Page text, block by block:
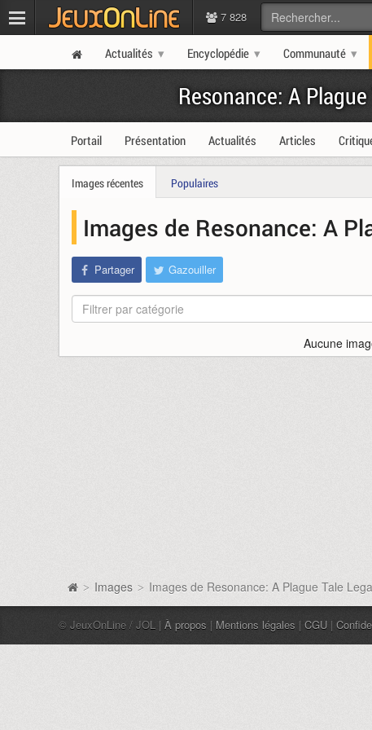
7 828
Actualités Encyclopédie Communauté
Resonance: A
Portail Présentation Actualités Articles
Images récentes Populaires
Images de Resonance: A
Partager Gazouiller
Filtrer par catégorie
Aucune
> Images > Images de Resonance: A Plague Tale
© JeuxOnLine / JOL | À propos | Mentions légales | CGU |